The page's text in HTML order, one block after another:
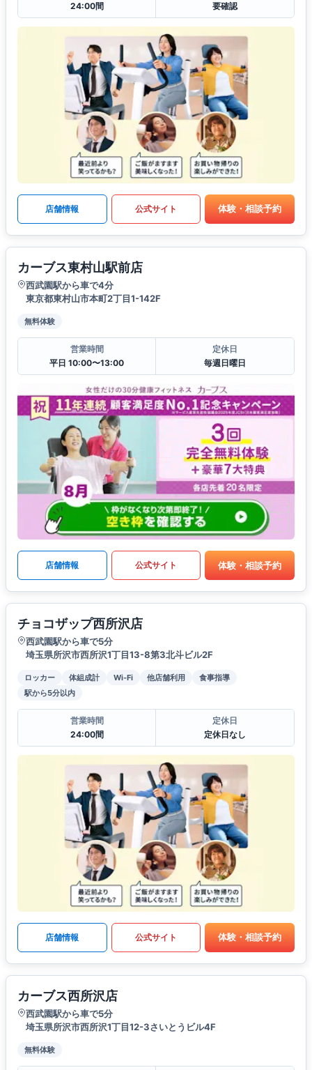
24:00間 要確認
店舗情報 公式サイト 体験・相談予約
カーブス東村山駅前店
西武園駅から車で4分
東京都東村山市本町2丁目1-142F
無料体験
営業時間
平日 10:00〜13:00
定休日
毎週日曜日
店舗情報 公式サイト 体験・相談予約
チョコザップ西所沢店
西武園駅から車で5分
埼玉県所沢市西所沢1丁目13-8第3北斗ビル2F
ロッカー 体組成計 Wi-Fi 他店舗利用
食事指導
駅から5分以内
営業時間
24:00間
定休日
定休日なし
店舗情報 公式サイト 体験・相談予約
カーブス西所沢店
西武園駅から車で5分
埼玉県所沢市西所沢1丁目12-3さいとうビル4F
無料体験